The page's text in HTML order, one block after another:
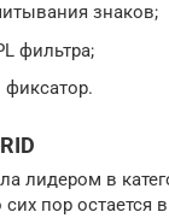
знаков;
фильтра;
лидером в
пор остается